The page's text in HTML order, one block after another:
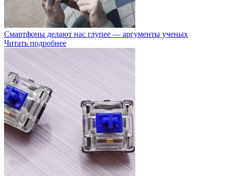
Смартфоны делают нас глупее — аргументы ученых
Читать подробнее